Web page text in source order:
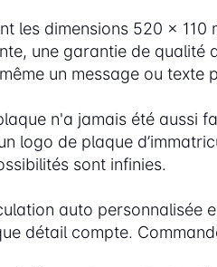
les dimensions 520 x
une garantie de
un message ou texte
n'a jamais été aussi
logo de plaque
sont infinies.
auto personnalisée
détail compte.